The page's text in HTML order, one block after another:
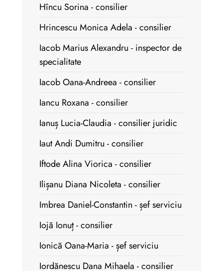
Hîncu Sorina - consilier
Hrincescu Monica Adela - consilier
Iacob Marius Alexandru - inspector de
specialitate
Iacob Oana-Andreea - consilier
Iancu Roxana - consilier
Ianuș Lucia-Claudia - consilier juridic
Iaut Andi Dumitru - consilier
Iftode Alina Viorica - consilier
Ilișanu Diana Nicoleta - consilier
Imbrea Daniel-Constantin - șef serviciu
Iojă Ionuț - consilier
Ionică Oana-Maria - șef serviciu
Iordănescu Dana Mihaela - consilier